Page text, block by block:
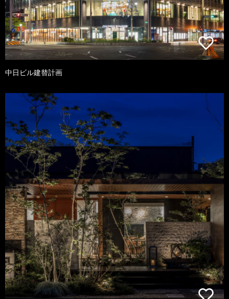
中日ビル建替計画